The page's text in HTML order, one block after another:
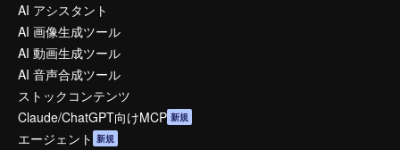
AI アシスタント
AI 画像生成ツール
AI 動画生成ツール
AI 音声合成ツール
ストックコンテンツ
Claude/ChatGPT向けMCP 新規
エージェント 新規